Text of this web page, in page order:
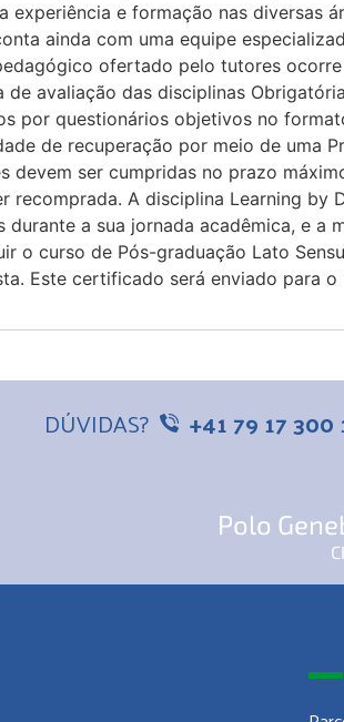
experiência e formação nas diversas
ainda com uma equipe
ofertado pelo tutores ocorre
de avaliação das disciplinas
por questionários objetivos no
de recuperação por meio de uma
devem ser cumpridas no prazo
recomprada. A disciplina Learning
durante a sua jornada acadêmica, e a
o curso de Pós-graduação Lato
Este certificado será enviado para
DÚVIDAS? +41 79 17 300
Polo